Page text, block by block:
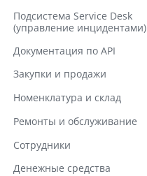
Подсистема Service Desk
(управление инцидентами)
Документация по API
Закупки и продажи
Номенклатура и склад
Ремонты и обслуживание
Сотрудники
Денежные средства